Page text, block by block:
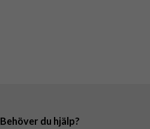
Behöver du hjälp?